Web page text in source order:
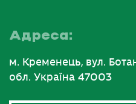
Адреса:
м. Кременець, вул.
обл. Україна 47003